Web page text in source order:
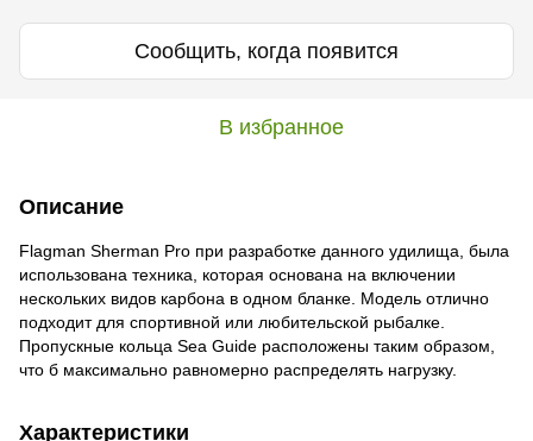
Сообщить, когда появится
В избранное
Описание
Flagman Sherman Pro при разработке данного удилища, была
использована техника, которая основана на включении
нескольких видов карбона в одном бланке. Модель отлично
подходит для спортивной или любительской рыбалке.
Пропускные кольца Sea Guide расположены таким образом,
что б максимально равномерно распределять нагрузку.
Характеристики